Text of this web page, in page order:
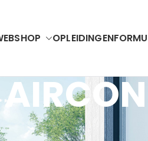
OPLEIDINGEN